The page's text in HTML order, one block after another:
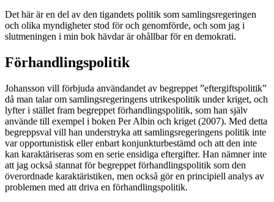
Det här är en del av den tigandets politik som samlingsregeringen
och olika myndigheter stod för och genomförde, och som jag i
slutmeningen i min bok hävdar är ohållbar för en demokrati.
Förhandlingspolitik
Johansson vill förbjuda användandet av begreppet ”eftergiftspolitik”
då man talar om samlingsregeringens utrikespolitik under kriget, och
lyfter i stället fram begreppet förhandlingspolitik, som han själv
använde till exempel i boken Per Albin och kriget (2007). Med detta
begreppsval vill han understryka att samlingsregeringens politik inte
var opportunistisk eller enbart konjunkturbestämd och att den inte
kan karaktäriseras som en serie ensidiga eftergifter. Han nämner inte
att jag också stannat för begreppet förhandlingspolitik som den
överordnade karaktäristiken, men också gör en principiell analys av
problemen med att driva en förhandlingspolitik.